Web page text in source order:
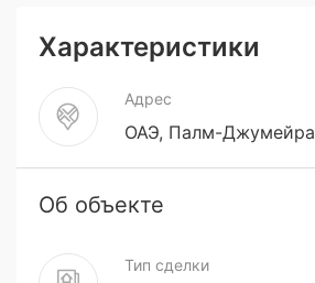
Характеристики
Адрес
ОАЭ, Палм-
Об объекте
Тип сделки